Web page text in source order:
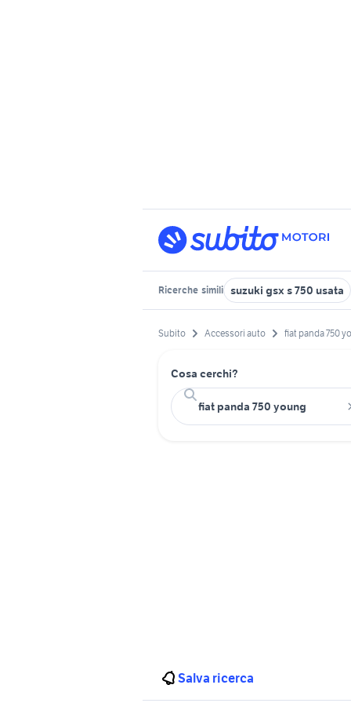
Ricerche simili suzuki gsx s 750 usata
Subito Accessori auto fiat panda 750
Cosa cerchi?
Salva ricerca